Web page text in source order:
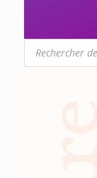
Recherche
de
produits